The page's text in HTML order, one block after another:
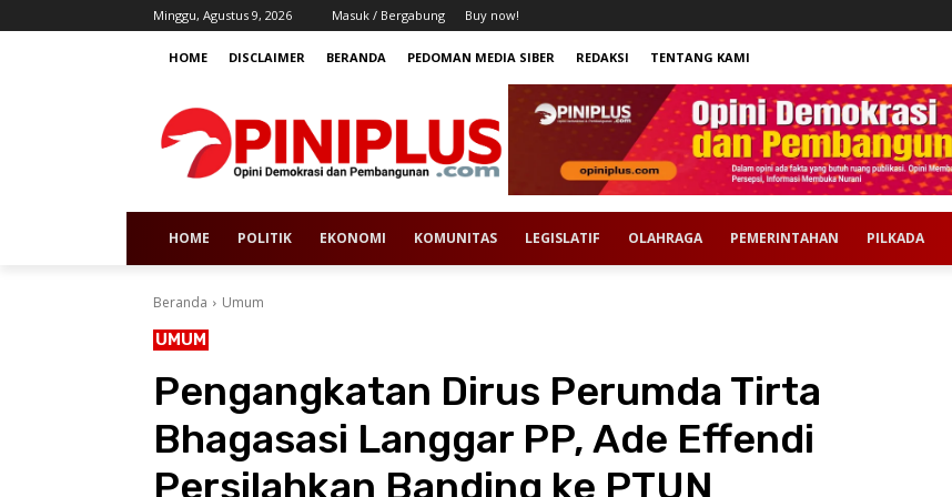
Minggu, Agustus 9, 2026 Masuk / Bergabung Buy now!
HOME DISCLAIMER BERANDA PEDOMAN MEDIA SIBER REDAKSI TENTANG KAMI
HOME POLITIK EKONOMI KOMUNITAS LEGISLATIF OLAHRAGA PEMERINTAHAN PILKADA
Beranda Umum
UMUM
Pengangkatan Dirus Perumda Tirta
Bhagasasi Langgar PP, Ade Effendi
Persilahkan Banding ke PTUN